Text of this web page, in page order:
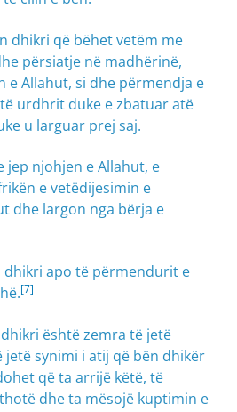
dhikri që bëhet vetëm me
përsiatje në madhërinë,
e Allahut, si dhe përmendja e
urdhrit duke e zbatuar atë
u larguar prej saj.
jep njohjen e Allahut, e
e vetëdijesimin e
dhe largon nga bërja e
dhikri apo të përmendurit e
[7]
është zemra të jetë
jetë synimi i atij që bën dhikër
që ta arrijë këtë, të
dhe ta mësojë kuptimin e